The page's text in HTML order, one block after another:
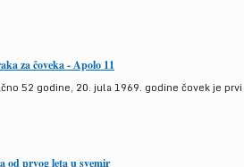
za čoveka - Apolo 11
52 godine, 20. jula 1969. godine čovek je
od prvog leta u svemir